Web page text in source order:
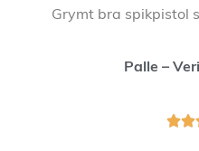
Grymt bra spikpistol
Palle –
